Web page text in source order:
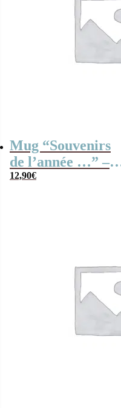
Mug “Souvenirs
de l’année …” –
Années 90 –
12,90€